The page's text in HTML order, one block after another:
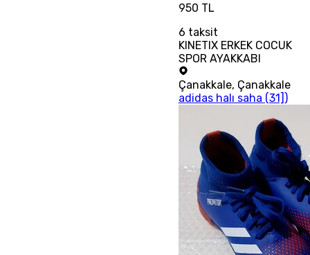
950 TL
6 taksit
KINETIX ERKEK COCUK
SPOR AYAKKABI
Çanakkale, Çanakkale
adidas halı saha (31])